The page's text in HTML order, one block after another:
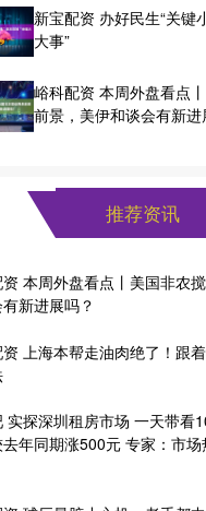
新宝配资 办好民生“关键
大事”
峪科配资 本周外盘看点
前景，美伊和谈会有新进
推荐资讯
本周外盘看点丨美国非农
新进展吗？
上海本帮走油肉绝了！跟
实探深圳租房市场 一天带看
年同期涨500元 专家：市